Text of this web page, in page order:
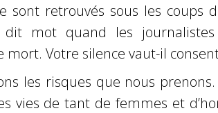
sont retrouvés sous les coups
dit mot quand les
mort. Votre silence vaut-il
les risques que nous
vies de tant de femmes et